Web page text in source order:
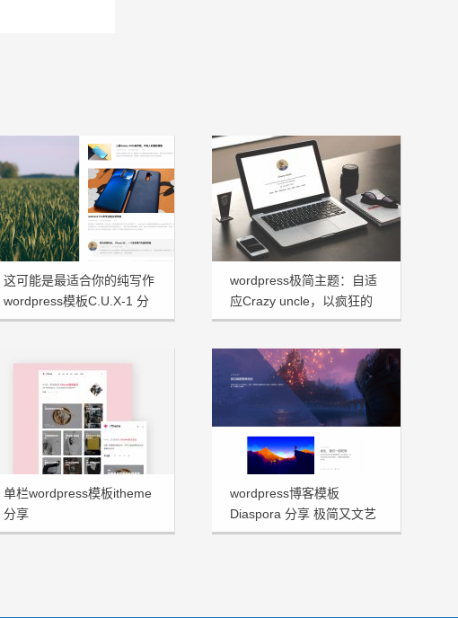
这可能是最适合你的纯写作
wordpress模板C.U.X-1 分
享
wordpress极简主题：自适
应Crazy uncle，以疯狂的
大叔命名！
单栏wordpress模板itheme
分享
wordpress博客模板
Diaspora 分享 极简又文艺
十足